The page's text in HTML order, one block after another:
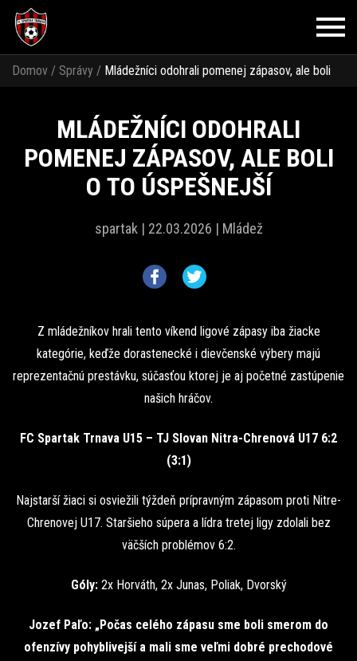
Domov / Správy / Mládežníci odohrali pomenej zápasov, ale boli
MLÁDEŽNÍCI ODOHRALI
POMENEJ ZÁPASOV, ALE BOLI
O TO ÚSPEŠNEJŠÍ
spartak | 22.03.2026 | Mládež
Z mládežníkov hrali tento víkend ligové zápasy iba žiacke
kategórie, keďže dorastenecké i dievčenské výbery majú
reprezentačnú prestávku, súčasťou ktorej je aj početné zastúpenie
našich hráčov.
FC Spartak Trnava U15 – TJ Slovan Nitra-Chrenová U17 6:2
(3:1)
Najstarší žiaci si osviežili týždeň prípravným zápasom proti Nitre-
Chrenovej U17. Staršieho súpera a lídra tretej ligy zdolali bez
väčších problémov 6:2.
Góly: 2x Horváth, 2x Junas, Poliak, Dvorský
Jozef Paľo: „Počas celého zápasu sme boli smerom do
ofenzívy pohyblivejší a mali sme veľmi dobré prechodové